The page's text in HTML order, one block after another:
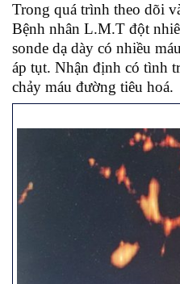
Trong quá trình theo dõi
Bệnh nhân L.M.T đột
sonde dạ dày có nhiều
áp tụt. Nhận định có tình
chảy máu đường tiêu hoá.